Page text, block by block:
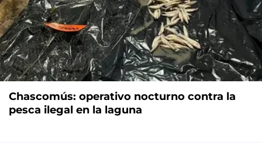
Chascomús: operativo nocturno contra la
pesca ilegal en la laguna